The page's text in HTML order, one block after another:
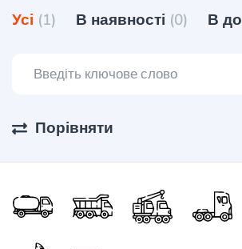
Усі (1) В наявності (0) В
Порівняти